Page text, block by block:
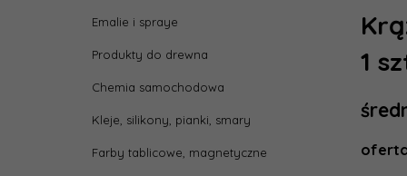
Emalie i spraye
Produkty do drewna
Chemia samochodowa
Kleje, silikony, pianki, smary
Farby tablicowe, magnetyczne
1